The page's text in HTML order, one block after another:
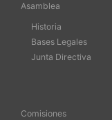
Asamblea
Historia
Bases Legales
Junta Directiva
Comisiones